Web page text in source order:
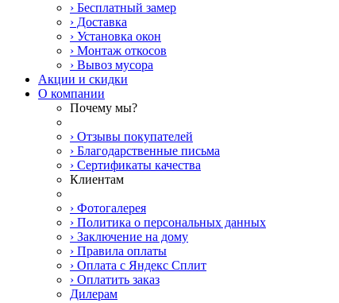
› Бесплатный замер
› Доставка
› Установка окон
› Монтаж откосов
› Вывоз мусора
Акции и скидки
О компании
Почему мы?
› Отзывы покупателей
› Благодарственные письма
› Сертификаты качества
Клиентам
› Фотогалерея
› Политика о персональных данных
› Заключение на дому
› Правила оплаты
› Оплата с Яндекс Сплит
› Оплатить заказ
Дилерам